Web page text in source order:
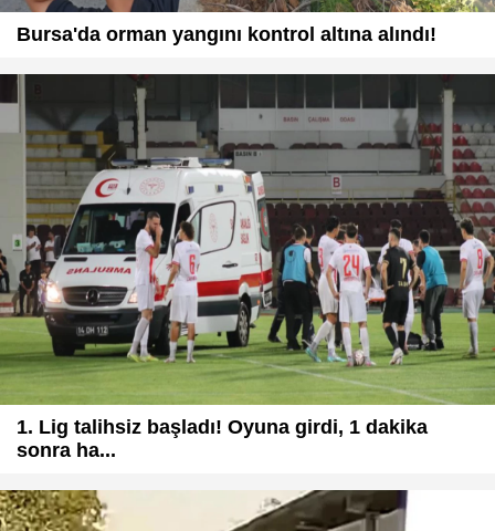
Bursa'da orman yangını kontrol altına alındı!
1. Lig talihsiz başladı! Oyuna girdi, 1 dakika
sonra ha...